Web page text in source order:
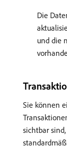
Die
und die
Sie können
sichtbar